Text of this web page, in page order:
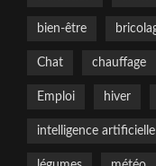
bien-être
Chat chauffage
Emploi hiver
intelligence artificielle